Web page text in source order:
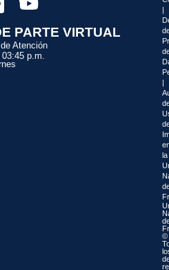
PARTE VIRTUAL
Atención
p.m.
|
|
la
©